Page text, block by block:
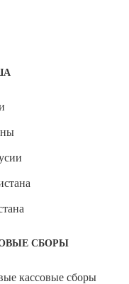
СБОРЫ
кассовые сборы